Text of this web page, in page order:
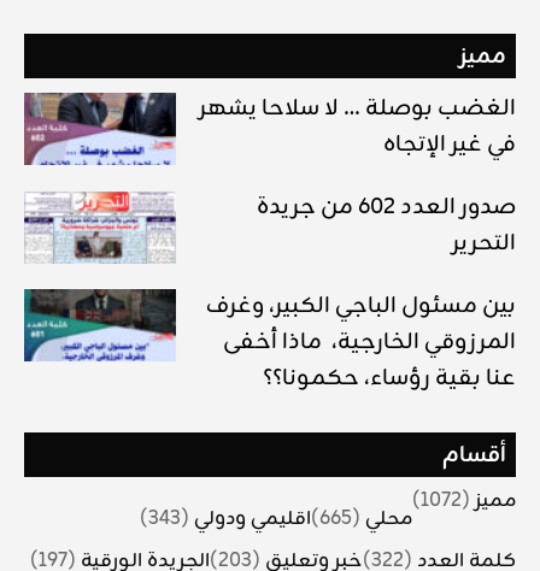
مميز
الغضب بوصلة … لا سلاحا يشهر
في غير الإتجاه
صدور العدد 602 من جريدة
التحرير
بين مسئول الباجي الكبير، وغرف
المرزوقي الخارجية، ماذا أخفى
عنا بقية رؤساء، حكمونا؟؟
أقسام
مميز(1072)
محلي (665) اقليمي ودولي (343)
كلمة العدد (322) خبر وتعليق (203) الجريدة الورقية (197)